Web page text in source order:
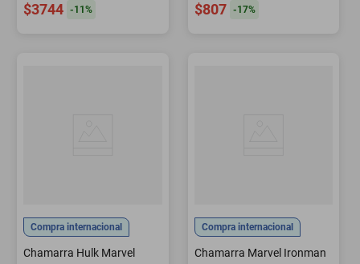
$3744 -11% $807 -17%
Compra internacional
Chamarra Hulk Marvel
Compra internacional
Chamarra Marvel Ironman